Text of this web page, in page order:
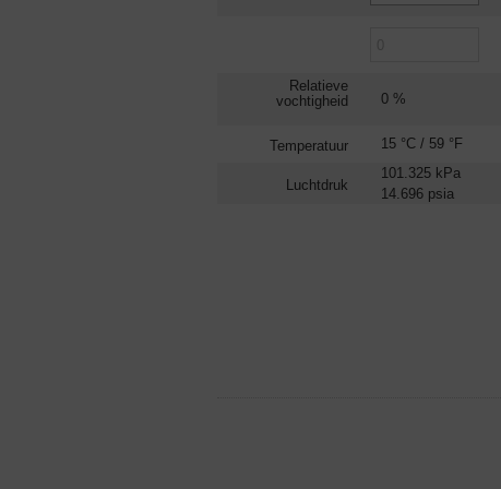
Relatieve
vochtigheid
0 %
Temperatuur 15 °C / 59 °F
Luchtdruk
101.325 kPa
14.696 psia